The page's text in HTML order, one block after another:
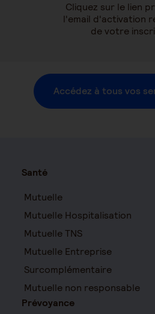
Cliquez sur le lien
l'email d'activation
de votre
Accédez à tous vos
Santé
Mutuelle
Mutuelle Hospitalisation
Mutuelle TNS
Mutuelle Entreprise
Surcomplémentaire
Mutuelle non responsable
Prévoyance